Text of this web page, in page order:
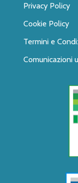
Privacy Policy
Cookie Policy
Termini e
Comunicazioni